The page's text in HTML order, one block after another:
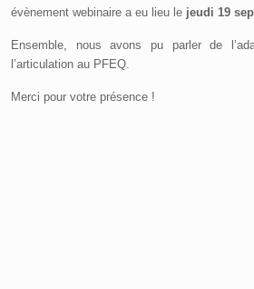
évènement webinaire a eu lieu le jeudi 19
Ensemble, nous avons pu parler de
l’articulation au PFEQ.
Merci pour votre présence !